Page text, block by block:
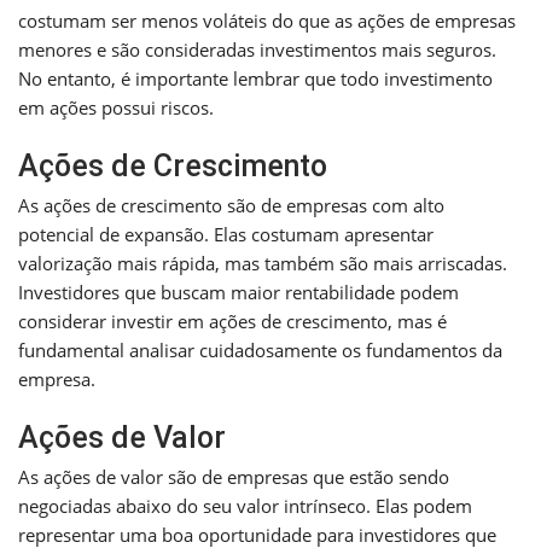
costumam ser menos voláteis do que as ações de empresas
menores e são consideradas investimentos mais seguros.
No entanto, é importante lembrar que todo investimento
em ações possui riscos.
Ações de Crescimento
As ações de crescimento são de empresas com alto
potencial de expansão. Elas costumam apresentar
valorização mais rápida, mas também são mais arriscadas.
Investidores que buscam maior rentabilidade podem
considerar investir em ações de crescimento, mas é
fundamental analisar cuidadosamente os fundamentos da
empresa.
Ações de Valor
As ações de valor são de empresas que estão sendo
negociadas abaixo do seu valor intrínseco. Elas podem
representar uma boa oportunidade para investidores que